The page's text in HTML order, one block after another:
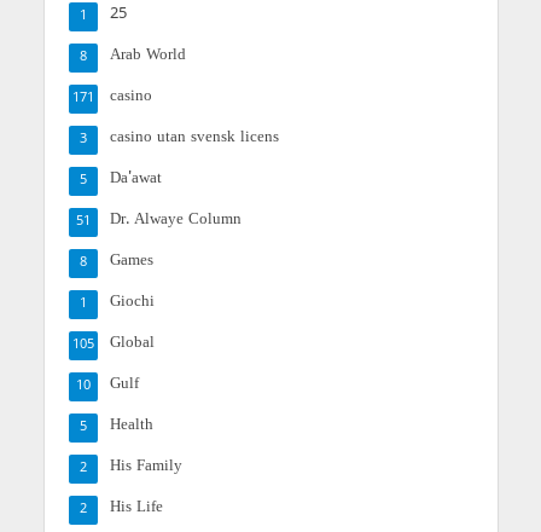
25
1
Arab World
8
casino
171
casino utan svensk licens
3
Da'awat
5
Dr. Alwaye Column
51
Games
8
Giochi
1
Global
105
Gulf
10
Health
5
His Family
2
His Life
2